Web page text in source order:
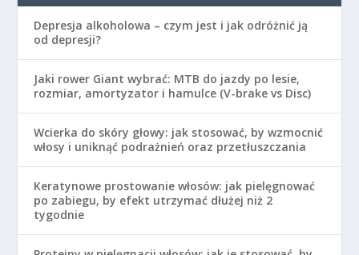
Depresja alkoholowa – czym jest i jak odróżnić ją
od depresji?
Jaki rower Giant wybrać: MTB do jazdy po lesie,
rozmiar, amortyzator i hamulce (V-brake vs Disc)
Wcierka do skóry głowy: jak stosować, by wzmocnić
włosy i uniknąć podrażnień oraz przetłuszczania
Keratynowe prostowanie włosów: jak pielęgnować
po zabiegu, by efekt utrzymać dłużej niż 2
tygodnie